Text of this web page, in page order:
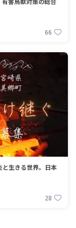
66
生きる世界。日本
28